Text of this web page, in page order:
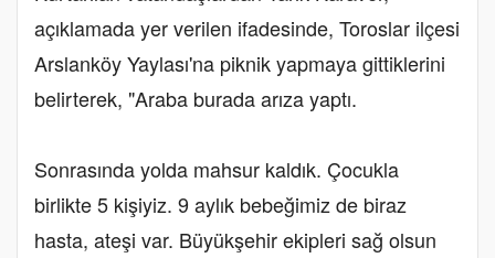
açıklamada yer verilen ifadesinde, Toroslar ilçesi
Arslanköy Yaylası'na piknik yapmaya gittiklerini
belirterek, "Araba burada arıza yaptı.
Sonrasında yolda mahsur kaldık. Çocukla
birlikte 5 kişiyiz. 9 aylık bebeğimiz de biraz
hasta, ateşi var. Büyükşehir ekipleri sağ olsun